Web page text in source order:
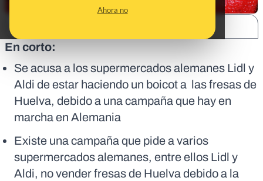
Ahora no
En corto:
Se acusa a los supermercados alemanes Lidl y
Aldi de estar haciendo un boicot a las fresas de
Huelva, debido a una campaña que hay en
marcha en Alemania
Existe una campaña que pide a varios
supermercados alemanes, entre ellos Lidl y
Aldi, no vender fresas de Huelva debido a la